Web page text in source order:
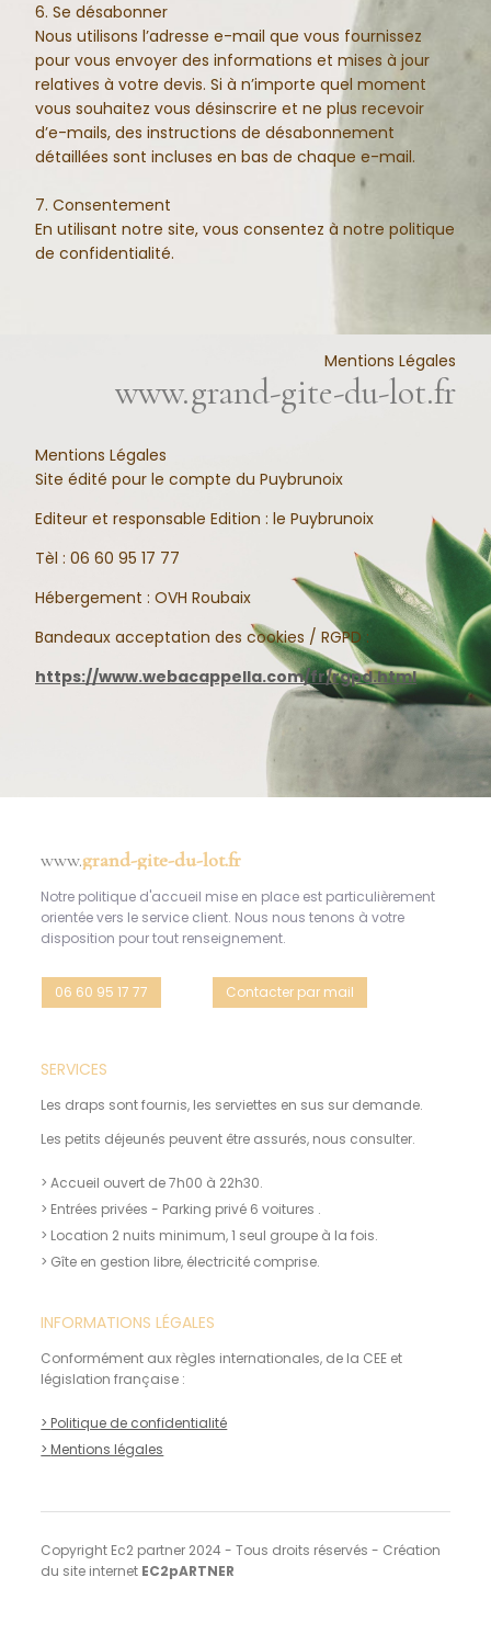
6. Se désabonner
Nous utilisons l’adresse e-mail que vous fournissez
pour vous envoyer des informations et mises à jour
relatives à votre devis. Si à n’importe quel moment
vous souhaitez vous désinscrire et ne plus recevoir
d’e-mails, des instructions de désabonnement
détaillées sont incluses en bas de chaque e-mail.
7. Consentement
En utilisant notre site, vous consentez à notre politique
de confidentialité.
Mentions Légales
www.grand-gite-du-lot.fr
Mentions Légales
Site édité pour le compte du Puybrunoix
Editeur et responsable Edition : le Puybrunoix
Tèl : 06 60 95 17 77
Hébergement : OVH Roubaix
Bandeaux acceptation des cookies / RGPD :
https://www.webacappella.com/fr/rgpd.html
www.grand-gite-du-lot.fr
Notre politique d'accueil mise en place est particulièrement
orientée vers le service client. Nous nous tenons à votre
disposition pour tout renseignement.
06 60 95 17 77 Contacter par mail
SERVICES
Les draps sont fournis, les serviettes en sus sur demande.
Les petits déjeunés peuvent être assurés, nous consulter.
> Accueil ouvert de 7h00 à 22h30.
> Entrées privées - Parking privé 6 voitures .
> Location 2 nuits minimum, 1 seul groupe à la fois.
> Gîte en gestion libre, électricité comprise.
INFORMATIONS LÉGALES
Conformément aux règles internationales, de la CEE et
législation française :
> Politique de confidentialité
> Mentions légales
Copyright Ec2 partner 2024 - Tous droits réservés - Création
du site internet EC2pARTNER